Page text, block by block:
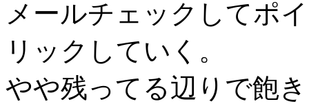
メールチェックしてポ
リックしていく。
やや残ってる辺りで飽